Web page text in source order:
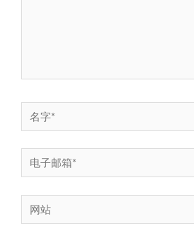
字
*
电
子
邮
箱
网
站